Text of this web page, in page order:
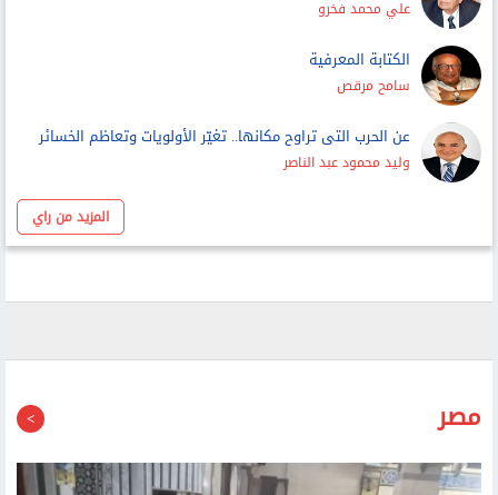
علي محمد فخرو
الكتابة المعرفية
سامح مرقص
عن الحرب التى تراوح مكانها.. تغيّر الأولويات وتعاظم الخسائر
وليد محمود عبد الناصر
المزيد من راي
مصر